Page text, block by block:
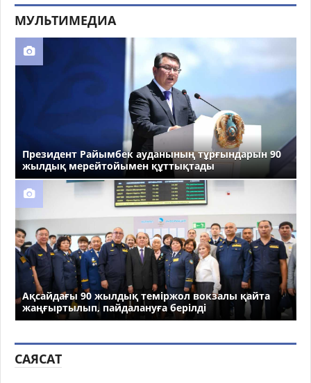
МУЛЬТИМЕДИА
Президент Райымбек ауданының тұрғындарын 90
жылдық мерейтойымен құттықтады
Ақсайдағы 90 жылдық теміржол вокзалы қайта
жаңғыртылып, пайдалануға берілді
САЯСАТ